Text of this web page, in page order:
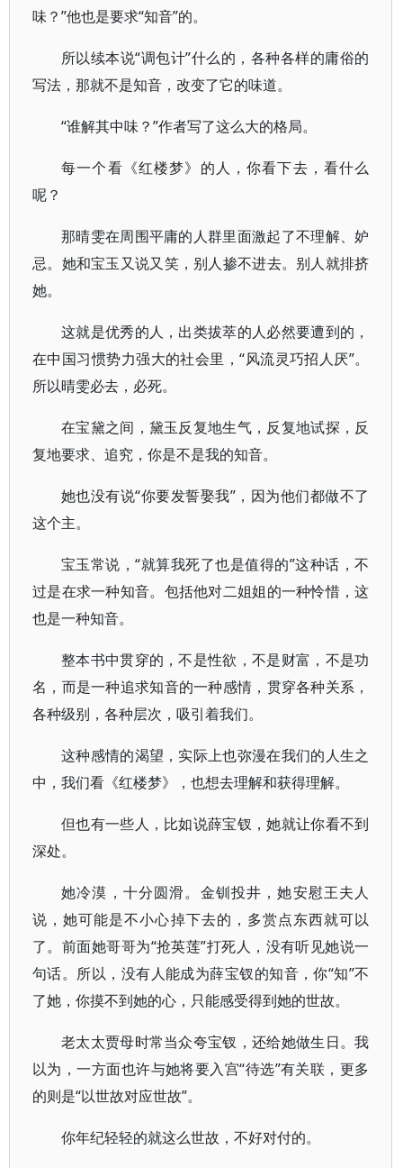
味？”他也是要求“知音”的。
所以续本说“调包计”什么的，各种各样的庸俗的
写法，那就不是知音，改变了它的味道。
“谁解其中味？”作者写了这么大的格局。
每一个看《红楼梦》的人，你看下去，看什么
呢？
那晴雯在周围平庸的人群里面激起了不理解、妒
忌。她和宝玉又说又笑，别人掺不进去。别人就排挤
她。
这就是优秀的人，出类拔萃的人必然要遭到的，
在中国习惯势力强大的社会里，“风流灵巧招人厌”。
所以晴雯必去，必死。
在宝黛之间，黛玉反复地生气，反复地试探，反
复地要求、追究，你是不是我的知音。
她也没有说“你要发誓娶我”，因为他们都做不了
这个主。
宝玉常说，“就算我死了也是值得的”这种话，不
过是在求一种知音。包括他对二姐姐的一种怜惜，这
也是一种知音。
整本书中贯穿的，不是性欲，不是财富，不是功
名，而是一种追求知音的一种感情，贯穿各种关系，
各种级别，各种层次，吸引着我们。
这种感情的渴望，实际上也弥漫在我们的人生之
中，我们看《红楼梦》，也想去理解和获得理解。
但也有一些人，比如说薛宝钗，她就让你看不到
深处。
她冷漠，十分圆滑。金钏投井，她安慰王夫人
说，她可能是不小心掉下去的，多赏点东西就可以
了。前面她哥哥为“抢英莲”打死人，没有听见她说一
句话。所以，没有人能成为薛宝钗的知音，你“知”不
了她，你摸不到她的心，只能感受得到她的世故。
老太太贾母时常当众夸宝钗，还给她做生日。我
以为，一方面也许与她将要入宫“待选”有关联，更多
的则是“以世故对应世故”。
你年纪轻轻的就这么世故，不好对付的。